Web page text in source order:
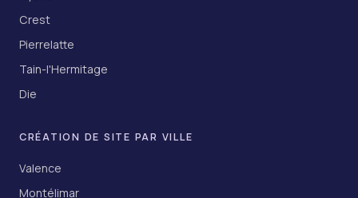
Crest
Pierrelatte
Tain-l'Hermitage
Die
CRÉATION DE SITE PAR VILLE
Valence
Montélimar